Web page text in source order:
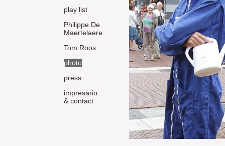
play list
Philippe De
Maertelaere
Tom Roos
photo
press
impresario
& contact